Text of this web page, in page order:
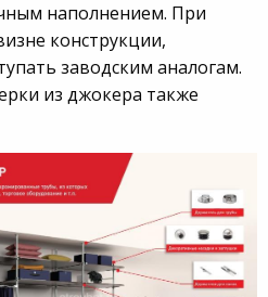
наполнением. При
конструкции,
заводским аналогам.
из джокера также